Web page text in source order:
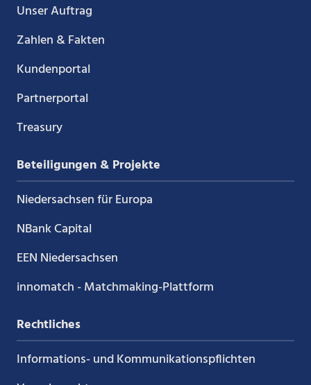
Unser Auftrag
Zahlen & Fakten
Kundenportal
Partnerportal
Treasury
Beteiligungen & Projekte
Niedersachsen für Europa
NBank Capital
EEN Niedersachsen
innomatch - Matchmaking-Plattform
Rechtliches
Informations- und Kommunikations­pflichten